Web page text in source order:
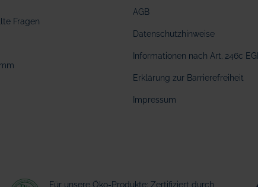
Fragen
AGB
Datenschutzhinweise
Informationen nach Art. 246c
Erklärung zur Barrierefreiheit
Impressum
Für unsere Öko-Produkte: Zertifiziert durch